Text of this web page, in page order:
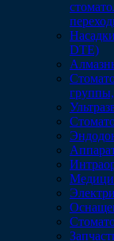
DTE)
группы,